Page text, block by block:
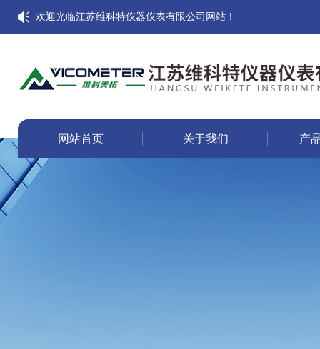
欢迎光临江苏维科特仪器仪表有限公司网站！
网站首页 关于我们 产